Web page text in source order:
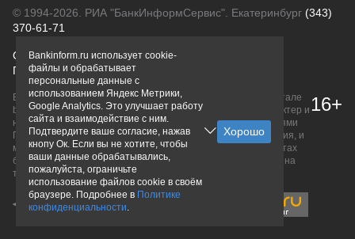
© 1994-2026. РИА "БанкИнформСервис". Екатеринбург (343)
370-61-71
О проектеПолитика конфиденциальности
Правовая информацияДля рекламодателей
Вся информация о продуктах банков, размещенная на портале
bankinform.ru, носит исключительно ознакомительный характер и
не является публичной офертой, определяемой положениями
ГК РФ. Информация не содержит точного и полного описания, и
может быть изменена. Конечные условия уточняйте на сайтах
банков или при личном обращении. Исключительное право на
товарные знаки принадлежит их правообладателям.
16+
Bankinform.ru использует cookie-
файлы и обрабатывает
персональные данные с
использованием Яндекс Метрики,
Google Analytics. Это улучшает работу
сайта и взаимодействие с ним.
Подтвердите ваше согласие, нажав
кнопу Ок. Если вы не хотите, чтобы
ваши данные обрабатывались,
пожалуйста, ограничьте
использование файлов cookie в своём
браузере. Подробнее в Политике
конфиденциальности.